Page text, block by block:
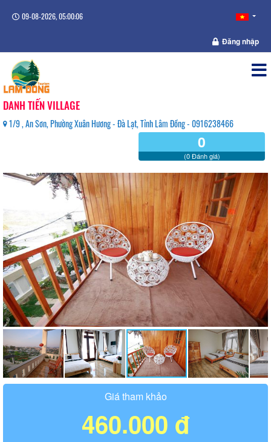
09-08-2026, 05:00:06
Đăng nhập
DANH TIẾN VILLAGE
1/9 , An Sơn, Phường Xuân Hương - Đà Lạt, Tỉnh Lâm Đồng - 0916238466
0
(0 Đánh giá)
Giá tham khảo
460.000 đ